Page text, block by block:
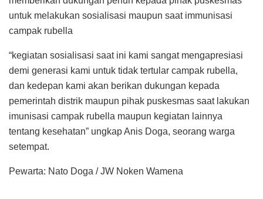
untuk melakukan sosialisasi maupun saat immunisasi
campak rubella
“kegiatan sosialisasi saat ini kami sangat mengapresiasi
demi generasi kami untuk tidak tertular campak rubella,
dan kedepan kami akan berikan dukungan kepada
pemerintah distrik maupun pihak puskesmas saat lakukan
imunisasi campak rubella maupun kegiatan lainnya
tentang kesehatan” ungkap Anis Doga, seorang warga
setempat.
Pewarta: Nato Doga / JW Noken Wamena